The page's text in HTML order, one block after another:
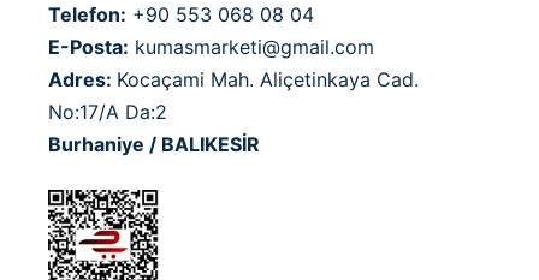
Telefon: +90 553 068 08 04
E-Posta: kumasmarketi@gmail.com
Adres: Kocaçami Mah. Aliçetinkaya Cad.
No:17/A Da:2
Burhaniye / BALIKESİR